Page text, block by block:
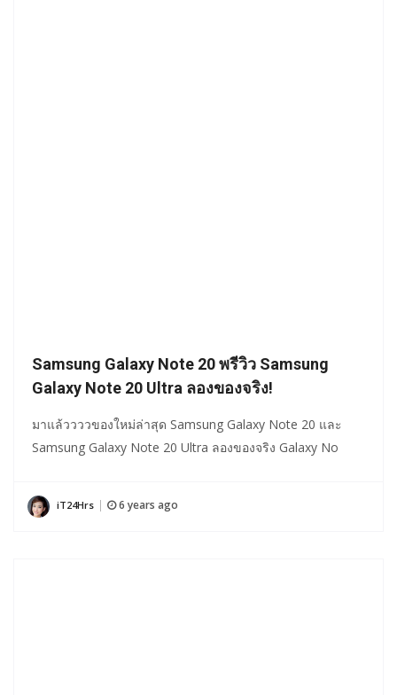
Samsung Galaxy Note 20 พรีวิว Samsung
Galaxy Note 20 Ultra ลองของจริง!
มาแล้ววววของใหม่ล่าสุด Samsung Galaxy Note 20 และ
Samsung Galaxy Note 20 Ultra ลองของจริง Galaxy No
iT24Hrs 6 years ago